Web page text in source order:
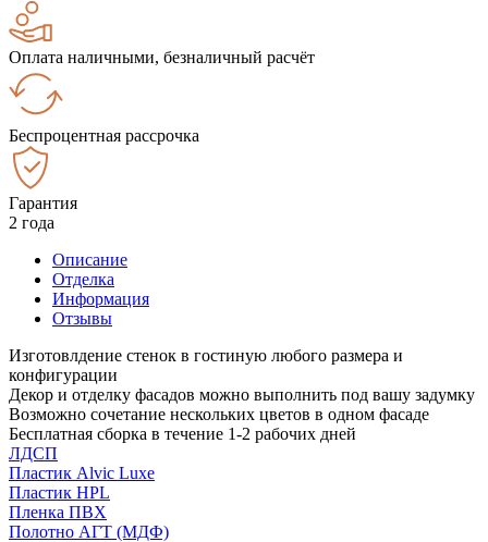
Оплата наличными, безналичный расчёт
Беспроцентная рассрочка
Гарантия
2 года
Описание
Отделка
Информация
Отзывы
Изготовлдение стенок в гостиную любого размера и
конфигурации
Декор и отделку фасадов можно выполнить под вашу задумку
Возможно сочетание нескольких цветов в одном фасаде
Бесплатная сборка в течение 1-2 рабочих дней
ЛДСП
Пластик Alvic Luxe
Пластик HPL
Пленка ПВХ
Полотно АГТ (МДФ)